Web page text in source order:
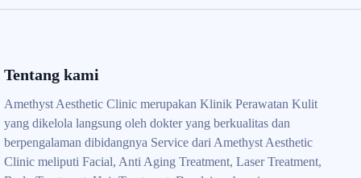
Tentang kami
Amethyst Aesthetic Clinic merupakan Klinik Perawatan Kulit
yang dikelola langsung oleh dokter yang berkualitas dan
berpengalaman dibidangnya Service dari Amethyst Aesthetic
Clinic meliputi Facial, Anti Aging Treatment, Laser Treatment,